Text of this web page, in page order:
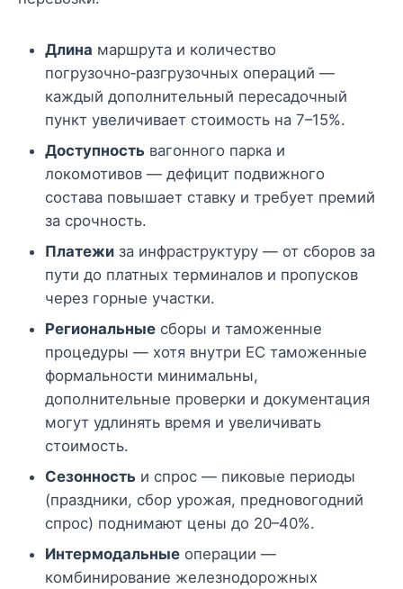
Длина маршрута и количество
погрузочно‑разгрузочных операций —
каждый дополнительный пересадочный
пункт увеличивает стоимость на 7–15%.
Доступность вагонного парка и
локомотивов — дефицит подвижного
состава повышает ставку и требует премий
за срочность.
Платежи за инфраструктуру — от сборов за
пути до платных терминалов и пропусков
через горные участки.
Региональные сборы и таможенные
процедуры — хотя внутри ЕС таможенные
формальности минимальны,
дополнительные проверки и документация
могут удлинять время и увеличивать
стоимость.
Сезонность и спрос — пиковые периоды
(праздники, сбор урожая, предновогодний
спрос) поднимают цены до 20–40%.
Интермодальные операции —
комбинирование железнодорожных